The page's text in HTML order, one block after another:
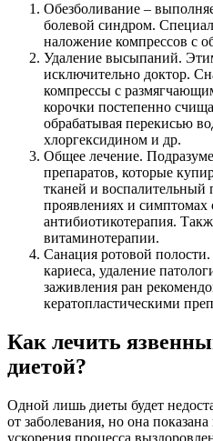
Обезболивание –
болевой синдром.
наложение компрессов с
Удаление высыпаний.
исключительно доктор.
компрессы с
корочки постепенно
обрабатывая перекисью
хлоргексидином и др.
Общее лечение.
препаратов, которые
тканей и
проявлениях и симптомах
антибиотикотерапия.
витаминотерапии.
Санация ротовой
кариеса, удаление
заживления ран
кератопластическими
Как лечить
диетой?
Одной лишь диеты будет
от заболевания, но она
ускорения процесса